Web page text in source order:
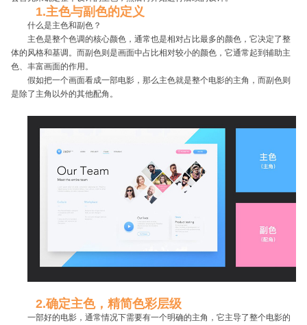
1.主色与副色的定义
什么是主色和副色？
主色是整个色调的核心颜色，通常也是相对占比最多的颜色，它决定了整
体的风格和基调。而副色则是画面中占比相对较小的颜色，它通常起到辅助主
色、丰富画面的作用。
假如把一个画面看成一部电影，那么主色就是整个电影的主角，而副色则
是除了主角以外的其他配角。
2.确定主色，精简色彩层级
一部好的电影，通常情况下需要有一个明确的主角，它主导了整个电影的